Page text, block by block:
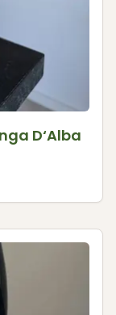
D‘Alba